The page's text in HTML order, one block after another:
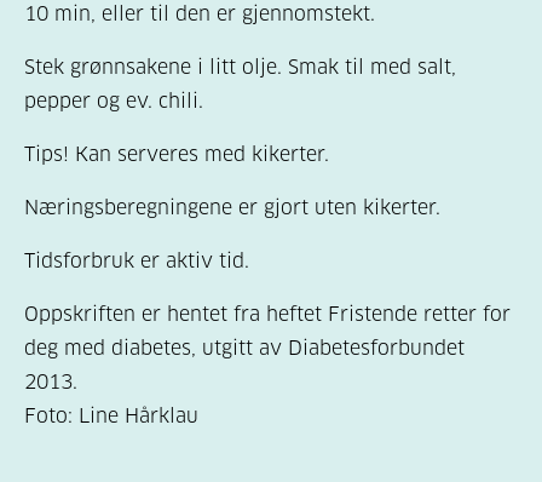
10 min, eller til den er gjennomstekt.
Stek grønnsakene i litt olje. Smak til med salt,
pepper og ev. chili.
Tips! Kan serveres med kikerter.
Næringsberegningene er gjort uten kikerter.
Tidsforbruk er aktiv tid.
Oppskriften er hentet fra heftet Fristende retter for
deg med diabetes, utgitt av Diabetesforbundet
2013.
Foto: Line Hårklau